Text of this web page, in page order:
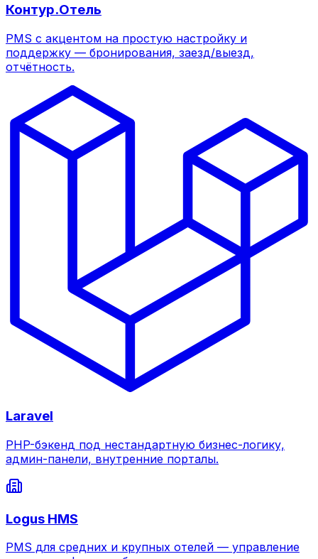
Контур.Отель
PMS с акцентом на простую настройку и
поддержку — бронирования, заезд/выезд,
отчётность.
Laravel
PHP-бэкенд под нестандартную бизнес-логику,
админ-панели, внутренние порталы.
Logus HMS
PMS для средних и крупных отелей — управление